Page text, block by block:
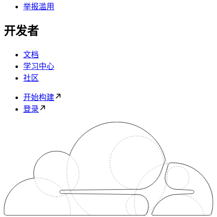
举报滥用
开发者
文档
学习中心
社区
开始构建
登录